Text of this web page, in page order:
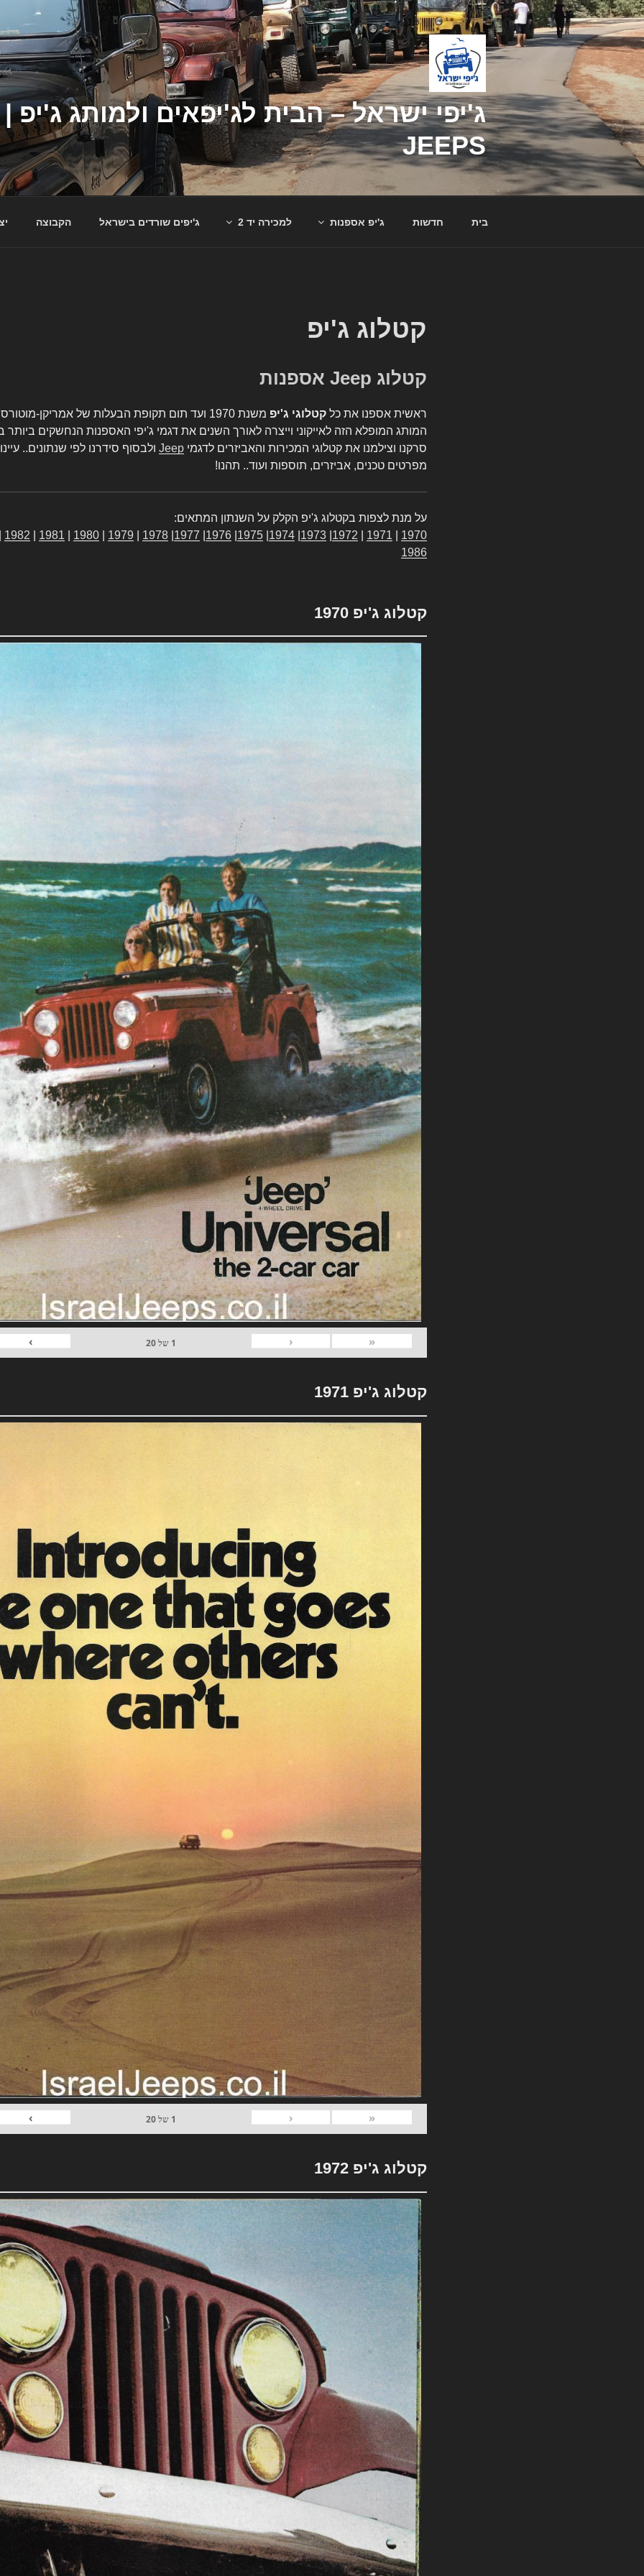
דילוג
לתוכן
JEEPS
בית חדשות ג'יפ אספנות למכירה יד 2 ג'יפים שורדים בישראל הקבוצה
קטלוג ג'יפ
קטלוג Jeep אספנות
ראשית אספנו את כל קטלוגי ג'יפ
משנת 1970 ועד תום תקופת הבעלות של אמריקן-
המותג המופלא הזה לאייקוני וייצרה לאורך השנים את דגמי ג'יפי האספנות הנחשקים
סרקנו וצילמנו את קטלוגי המכירות והאביזרים לדגמי Jeep ולבסוף סידרנו לפי שנתונים..
מפרטים טכנים, אביזרים, תוספות ועוד.. תהנו!
על מנת לצפות בקטלוג ג'יפ הקלק על השנתון המתאים:
1970
1971
1972
1973
1974
1975
1976
1977
1978
1979
1980
1981
1982
1986
קטלוג ג'יפ 1970
«
‹
1 של20
›
קטלוג ג'יפ 1971
«
‹
1 של20
›
קטלוג ג'יפ 1972